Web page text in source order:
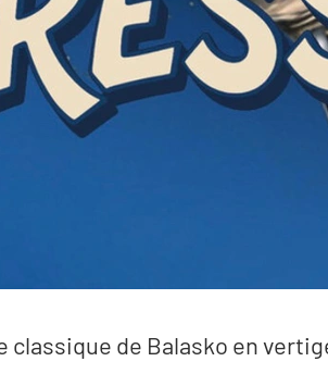
de Balasko en